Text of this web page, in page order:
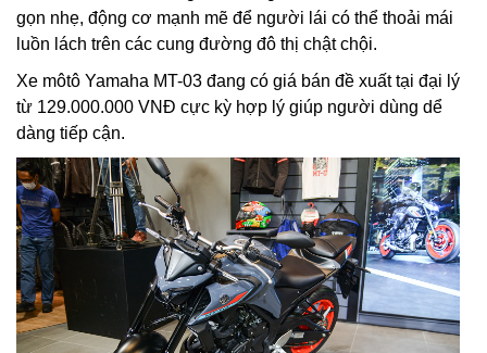
gọn nhẹ, động cơ mạnh mẽ để người lái có thể thoải mái
luồn lách trên các cung đường đô thị chật chội.
Xe môtô Yamaha MT-03 đang có giá bán đề xuất tại đại lý
từ 129.000.000 VNĐ cực kỳ hợp lý giúp người dùng dể
dàng tiếp cận.